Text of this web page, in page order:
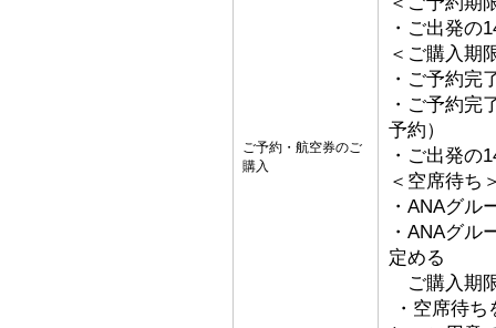
ご予約・航空券のご
購入
・ご出発の
＜ご購入期
・ご予約完
・ご予約完
予約）
・ご出発の
＜空席待ち
・ANAグル
・ANAグル
定める
ご購入期
・空席待